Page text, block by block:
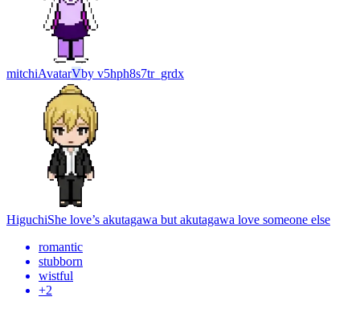
mitchiAvatarVby v5hph8s7tr_grdx
HiguchiShe love’s akutagawa but akutagawa love someone else
romantic
stubborn
wistful
+2